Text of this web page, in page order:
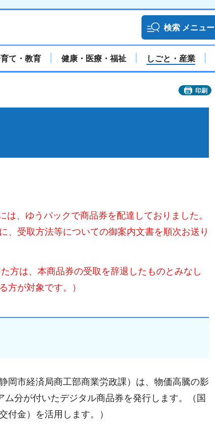
検索 メニュー
て・教育 健康・医療・福祉 しごと・産業
印刷
、ゆうパックで商品券を配達しておりました。
、受取方法等についての御案内文書を順次お送り
方は、本商品券の受取を辞退したものとみなし
方が対象です。）
岡市経済局商工部商業労政課）は、物価高騰の影
分が付いたデジタル商品券を発行します。（国
付金）を活用します。）